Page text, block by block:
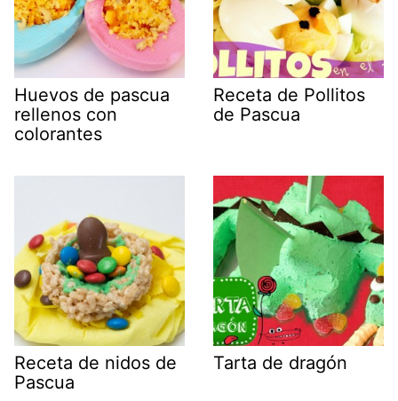
Huevos de pascua
rellenos con
colorantes
Receta de Pollitos
de Pascua
Receta de nidos de
Pascua
Tarta de dragón